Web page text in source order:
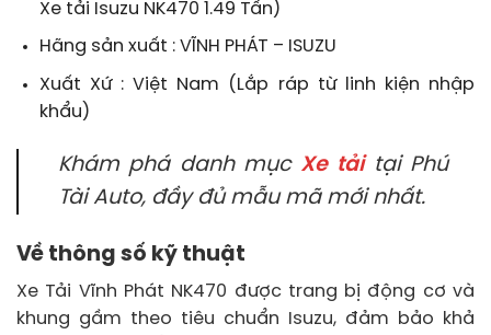
Xe tải Isuzu NK470 1.49 Tấn)
Hãng sản xuất : VĨNH PHÁT – ISUZU
Xuất Xứ : Việt Nam (Lắp ráp từ linh kiện nhập
khẩu)
Khám phá danh mục Xe tảitại Phú
Tài Auto, đầy đủ mẫu mã mới nhất.
Về thông số kỹ thuật
Xe Tải Vĩnh Phát NK470 được trang bị động cơ và
khung gầm theo tiêu chuẩn Isuzu, đảm bảo khả